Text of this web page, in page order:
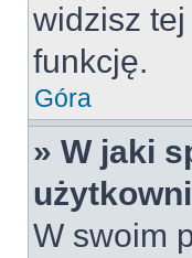
widzisz
funkcję.
Góra
» W jaki
W swoim